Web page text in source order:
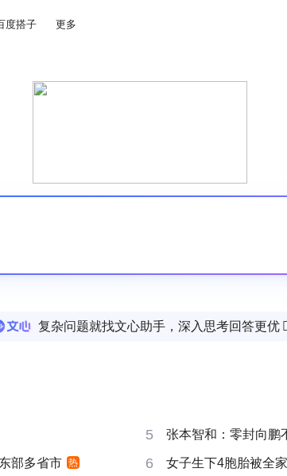
度搭子 更多
复杂问题就找文心助手，深入思考回答更优
5 张本智和：零封向鹏
部多省市 热 6 女子生下4胞胎被全家